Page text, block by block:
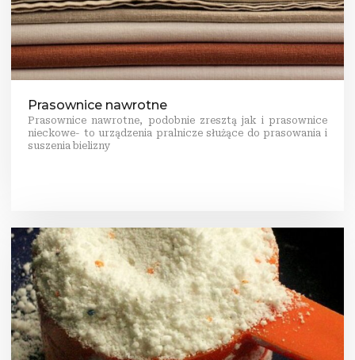
Prasownice nawrotne
Prasownice nawrotne, podobnie zresztą jak i prasownice
nieckowe- to urządzenia pralnicze służące do prasowania i
suszenia bielizny